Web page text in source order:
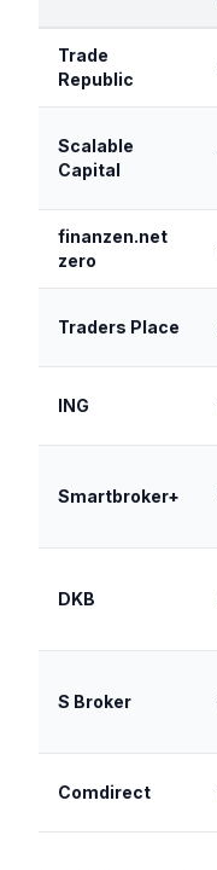
Trade
Republic
Scalable
Capital
finanzen.net
zero
Traders Place
ING
Smartbroker+
DKB
S Broker
Comdirect